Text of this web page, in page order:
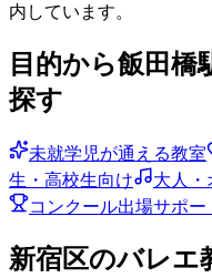
内しています。
目的から飯田橋
探す
未就学児が通える教室
生・高校生向け
大人・
コンクール出場サポー
新宿区のバレエ